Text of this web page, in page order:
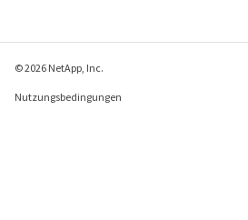
© 2026 NetApp, Inc.
Nutzungsbedingungen